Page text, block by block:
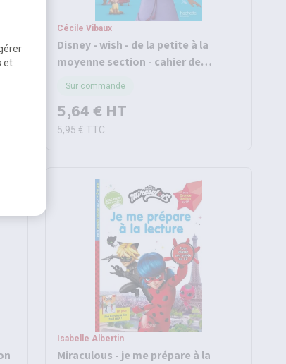
Cécile Vibaux
Disney - wish - de la petite à la
moyenne section - cahier de
vacances 2026
Sur commande
5,64 € HT
5,95 € TTC
Isabelle Albertin
Miraculous - je me prépare à la
et